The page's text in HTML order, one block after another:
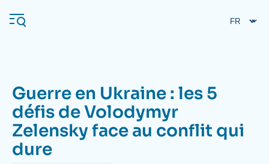
au
contenu
Navigation
principale
L'Ifri
Guerre en Ukraine : les 5
défis de Volodymyr
Zelensky face au conflit qui
dure